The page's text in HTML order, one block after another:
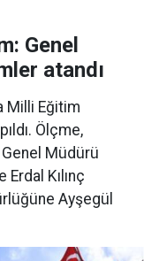
Genel
atandı
Milli Eğitim
Ölçme,
Müdürü
Kılınç
Ayşegül